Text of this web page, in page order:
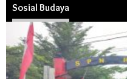
Sosial Budaya